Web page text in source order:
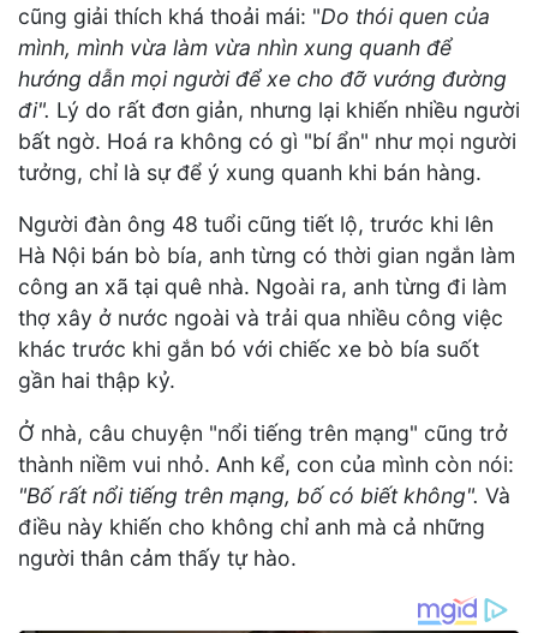
cũng giải thích khá thoải mái: "Do thói quen của
mình, mình vừa làm vừa nhìn xung quanh để
hướng dẫn mọi người để xe cho đỡ vướng đường
đi". Lý do rất đơn giản, nhưng lại khiến nhiều người
bất ngờ. Hoá ra không có gì "bí ẩn" như mọi người
tưởng, chỉ là sự để ý xung quanh khi bán hàng.
Người đàn ông 48 tuổi cũng tiết lộ, trước khi lên
Hà Nội bán bò bía, anh từng có thời gian ngắn làm
công an xã tại quê nhà. Ngoài ra, anh từng đi làm
thợ xây ở nước ngoài và trải qua nhiều công việc
khác trước khi gắn bó với chiếc xe bò bía suốt
gần hai thập kỷ.
Ở nhà, câu chuyện "nổi tiếng trên mạng" cũng trở
thành niềm vui nhỏ. Anh kể, con của mình còn nói:
"Bố rất nổi tiếng trên mạng, bố có biết không". Và
điều này khiến cho không chỉ anh mà cả những
người thân cảm thấy tự hào.